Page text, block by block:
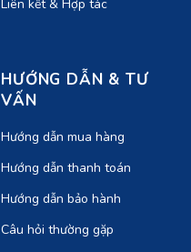
Liên kết & Hợp tác
HƯỚNG DẪN & TƯ
VẤN
Hướng dẫn mua hàng
Hướng dẫn thanh toán
Hướng dẫn bảo hành
Câu hỏi thường gặp